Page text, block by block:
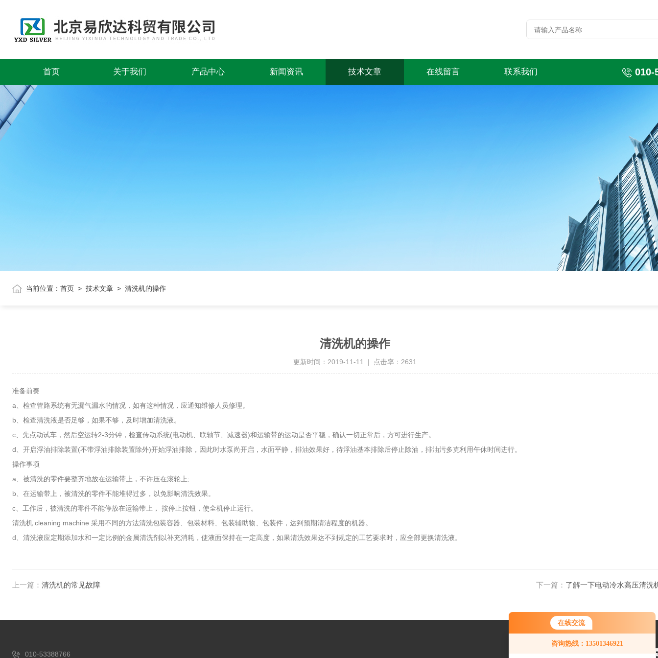
在线交流
咨询热线：13501346921
首页 关于我们 产品中心 新闻资讯 技术文章 在线留言 联系我们 010-
当前位置： 首页 > 技术文章 > 清洗机的操作
清洗机的操作
更新时间：2019-11-11 | 点击率：2631
准备前奏
a、检查管路系统有无漏气漏水的情况，如有这种情况，应通知维修人员修理。
b、检查清洗液是否足够，如果不够，及时增加清洗液。
c、先点动试车，然后空运转2-3分钟，检查传动系统(电动机、联轴节、减速器)和运输带的运动是否平稳，确认一切正常后，方可进行生产。
d、开启浮油排除装置(不带浮油排除装置除外)开始浮油排除，因此时水泵尚开启，水面平静，排油效果好，待浮油基本排除后停止除油，排油污多克利用午休时间进行。
操作事项
a、被清洗的零件要整齐地放在运输带上，不许压在滚轮上;
b、在运输带上，被清洗的零件不能堆得过多，以免影响清洗效果。
c、工作后，被清洗的零件不能停放在运输带上， 按停止按钮，使全机停止运行。
清洗机 cleaning machine 采用不同的方法清洗包装容器、包装材料、包装辅助物、包装件，达到预期清洁程度的机器。
d、清洗液应定期添加水和一定比例的金属清洗剂以补充消耗，使液面保持在一定高度，如果清洗效果达不到规定的工艺要求时，应全部更换清洗液。
上一篇： 清洗机的常见故障 下一篇： 了解一下电动冷水高压清洗
010-53388766